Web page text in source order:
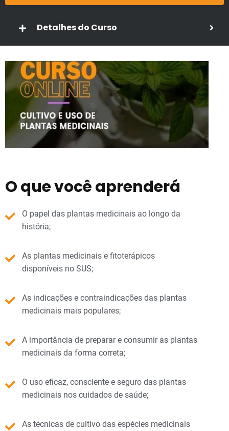
Detalhes do Curso
O que você aprenderá
O papel das plantas medicinais ao longo da
história;
As plantas medicinais e fitoterápicos
disponíveis no SUS;
As indicações e contraindicações das plantas
medicinais mais populares;
A importância de preparar e consumir as plantas
medicinais da forma correta;
O uso eficaz, consciente e seguro das plantas
medicinais nos cuidados de saúde;
As técnicas de cultivo das espécies medicinais